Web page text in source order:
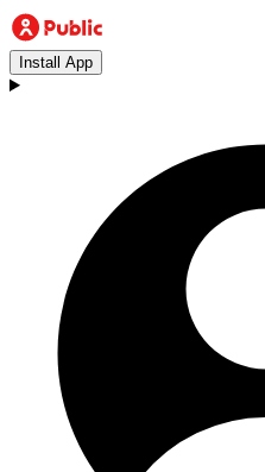
Install App